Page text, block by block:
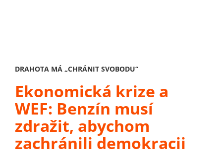
DRAHOTA MÁ „CHRÁNIT SVOBODU“
Ekonomická krize a
WEF: Benzín musí
zdražit, abychom
zachránili demokracii